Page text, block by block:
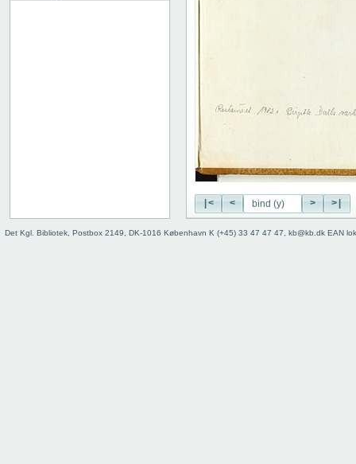
|< < > >|
Det Kgl. Bibliotek, Postbox 2149, DK-1016 København K (+45) 33 47 47 47, kb@kb.dk EAN